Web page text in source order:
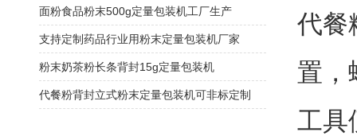
代餐
置，
工具
面粉食品粉末500g定量包装机工厂生产
支持定制药品行业用粉末定量包装机厂家
粉末奶茶粉长条背封15g定量包装机
代餐粉背封立式粉末定量包装机可非标定制